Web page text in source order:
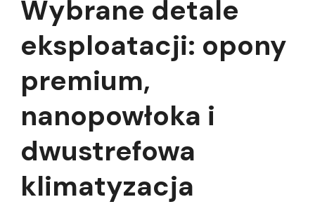
Wybrane detale
eksploatacji: opony
premium,
nanopowłoka i
dwustrefowa
klimatyzacja